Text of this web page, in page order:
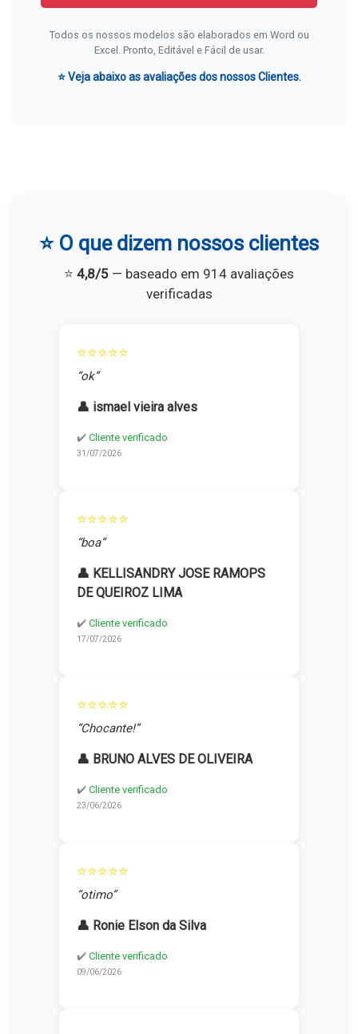
Todos os nossos modelos são elaborados em Word ou
Excel. Pronto, Editável e Fácil de usar.
⭐ Veja abaixo as avaliações dos nossos Clientes.
⭐ O que dizem nossos clientes
⭐ 4,8/5 — baseado em 914 avaliações
verificadas
⭐⭐⭐⭐⭐
“ok”
👤 ismael vieira alves
✔️ Cliente verificado
31/07/2026
⭐⭐⭐⭐⭐
“boa”
👤 KELLISANDRY JOSE RAMOPS
DE QUEIROZ LIMA
✔️ Cliente verificado
17/07/2026
⭐⭐⭐⭐⭐
“Chocante!”
👤 BRUNO ALVES DE OLIVEIRA
✔️ Cliente verificado
23/06/2026
⭐⭐⭐⭐⭐
“otimo”
👤 Ronie Elson da Silva
✔️ Cliente verificado
09/06/2026